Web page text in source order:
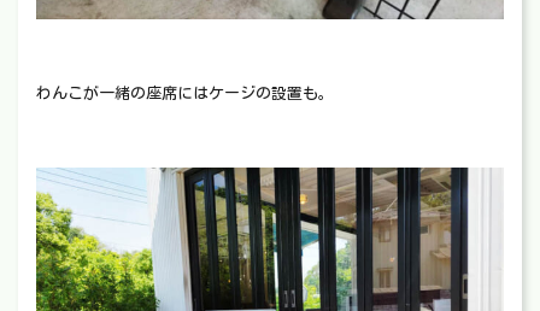
わんこが一緒の座席にはケージの設置も。